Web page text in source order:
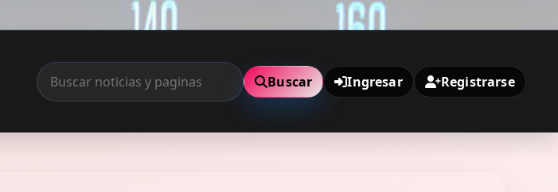
Buscar Ingresar Registrarse